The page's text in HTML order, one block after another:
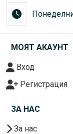
МОЯТ АКАУНТ
Вход
Регистрация
ЗА НАС
За нас